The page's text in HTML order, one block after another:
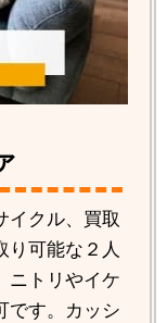
イクル、買取
り可能な２人
ニトリやイケ
です。カッシ